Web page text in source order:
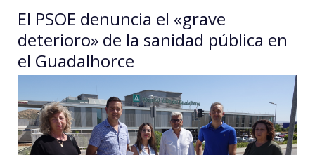
El PSOE denuncia el «grave
deterioro» de la sanidad pública en
el Guadalhorce